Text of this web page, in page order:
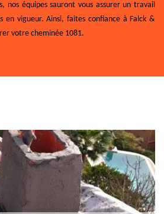
nos équipes sauront vous assurer un travail
en vigueur. Ainsi, faites confiance à Falck &
votre cheminée 1081.